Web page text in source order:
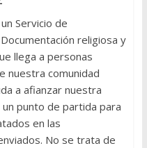
Servicio de
religiosa y
llega a personas
nuestra comunidad
a afianzar nuestra
punto de partida para
en las
No se trata de